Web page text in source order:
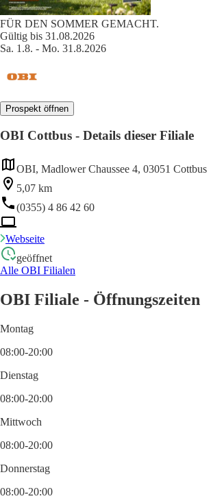
FÜR DEN SOMMER GEMACHT.
Gültig bis 31.08.2026
Sa. 1.8. - Mo. 31.8.2026
Prospekt öffnen
OBI Cottbus - Details dieser Filiale
OBI, Madlower Chaussee 4, 03051 Cottbus
5,07 km
(0355) 4 86 42 60
Webseite
geöffnet
Alle OBI Filialen
OBI Filiale - Öffnungszeiten
Montag
08:00-20:00
Dienstag
08:00-20:00
Mittwoch
08:00-20:00
Donnerstag
08:00-20:00